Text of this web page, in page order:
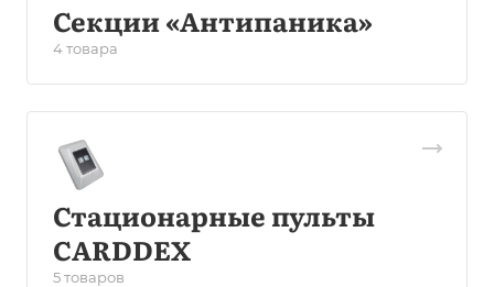
Секции «Антипаника»
4 товара
Стационарные пульты
CARDDEX
5 товаров